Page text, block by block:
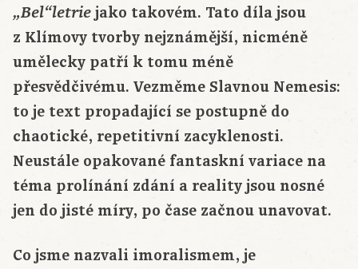
„Bel“letriejako takovém. Tato díla jsou
z Klímovy tvorby nejznámější, nicméně
umělecky patří k tomu méně
přesvědčivému. Vezměme Slavnou Nemesis:
to je text propadající se postupně do
chaotické, repetitivní zacyklenosti.
Neustále opakované fantaskní variace na
téma prolínání zdání a reality jsou nosné
jen do jisté míry, po čase začnou unavovat.
Co jsme nazvali imoralismem, je